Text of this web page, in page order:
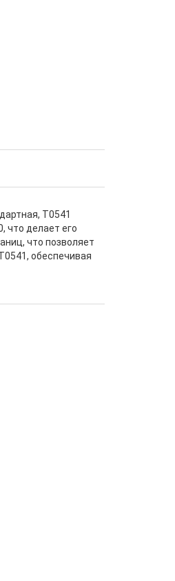
T0541
что делает его
что позволяет
обеспечивая